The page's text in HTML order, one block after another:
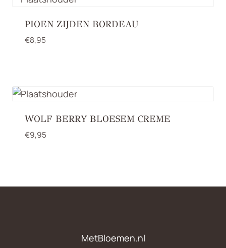
PIOEN ZIJDEN BORDEAU
€8,95
WOLF BERRY BLOESEM CREME
€9,95
MetBloemen.nl